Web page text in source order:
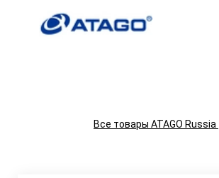
Все товары ATAGO Russia